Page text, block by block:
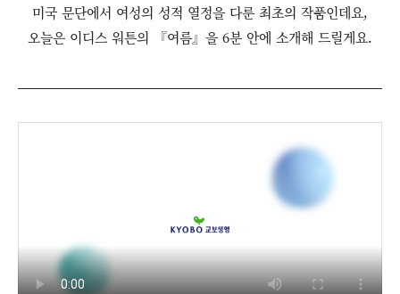
미국 문단에서 여성의 성적 열정을 다룬 최초의 작품인데요,
오늘은 이디스 워튼의 『여름』을 6분 안에 소개해 드릴게요.